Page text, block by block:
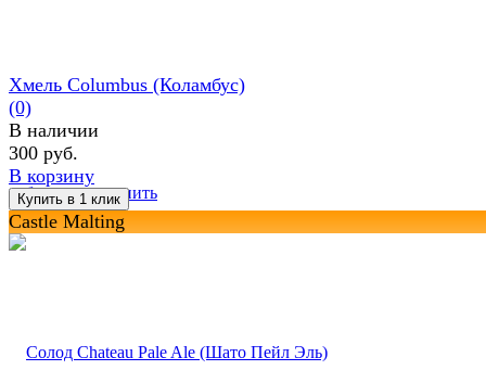
избранное сравнить
Хмель Columbus (Коламбус)
(0)
В наличии
300 руб.
В корзину
Castle Malting